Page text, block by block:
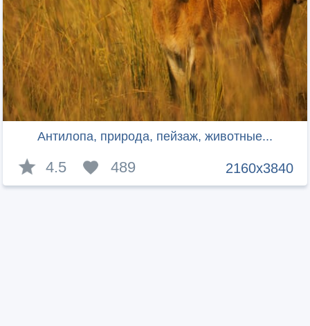
Антилопа, природа, пейзаж, животные...
2160x3840
4.5 489